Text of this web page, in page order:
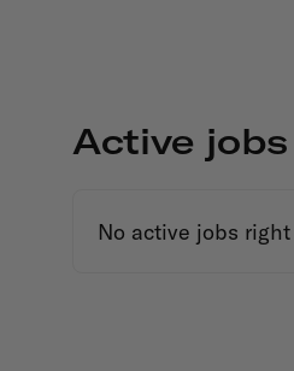
Active jobs
No active jobs